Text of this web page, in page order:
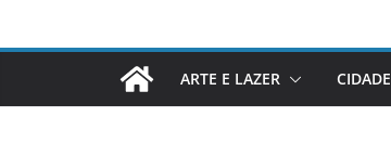
ARTE E LAZER CIDADE